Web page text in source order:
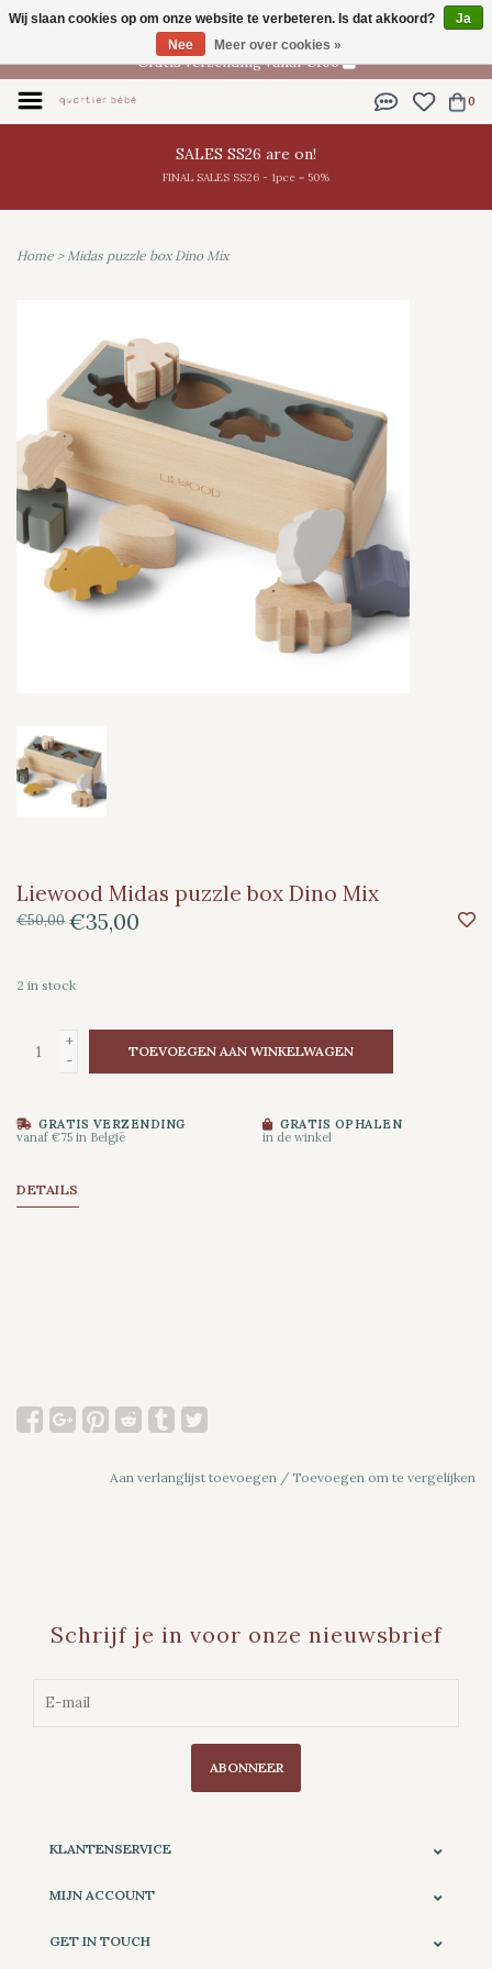
NL
Gratis verzending vanaf €100
0
SALES SS26 are on!
FINAL SALES SS26 - 1pce = 50%
Home >Midas puzzle box Dino Mix
Liewood Midas puzzle box Dino Mix
€50,00 €35,00
2 in stock
+
-
TOEVOEGEN AAN WINKELWAGEN
GRATIS VERZENDING
vanaf €75 in België
GRATIS OPHALEN
in de winkel
DETAILS
Aan verlanglijst toevoegen / Toevoegen om te vergelijken
Schrijf je in voor onze nieuwsbrief
ABONNEER
KLANTENSERVICE
MIJN ACCOUNT
GET IN TOUCH
Wij slaan cookies op om onze website te verbeteren. Is dat akkoord?
Ja
Nee
Meer over cookies »